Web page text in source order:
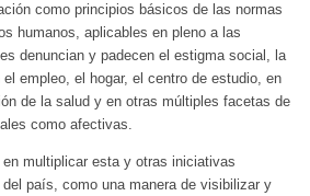
como principios básicos de las normas
humanos, aplicables en pleno a las
denuncian y padecen el estigma social, la
empleo, el hogar, el centro de estudio, en
de la salud y en otras múltiples facetas de
como afectivas.
multiplicar esta y otras iniciativas
país, como una manera de visibilizar y